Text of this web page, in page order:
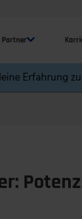
Partner
Erfahrung